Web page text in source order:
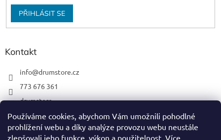
Používáme cookies, abychom Vám umožnili pohodlné
prohlížení webu a díky analýze provozu webu neustále
zlepšovali jeho funkce, výkon a použitelnost. Více
PŘIHLÁSIT SE
Kontakt
info@drumstore.cz
773 676 361
drumstore
drumstore.cz
https://www.youtube.com/@DRUMSTOREPRAGUE